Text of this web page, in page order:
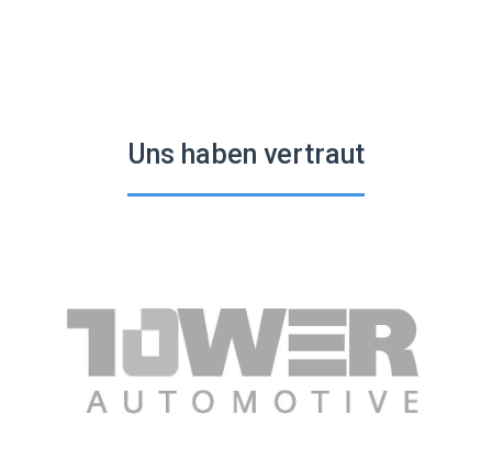
Uns haben vertraut